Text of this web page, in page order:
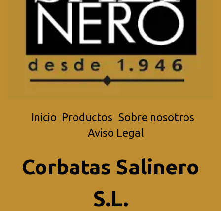
Inicio Productos Sobre nosotros
Aviso Legal
Corbatas Salinero
S.L.